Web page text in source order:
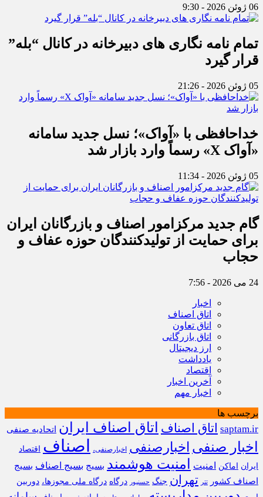
06 ژوئن 2026 - 9:30
تمام نامه نگاری های دبیرخانه در کانال “بله”
قرار گیرد
05 ژوئن 2026 - 21:26
خداحافظی با «آواک»؛ نسل جدید سامانه
«آواک X» رسماً وارد بازار شد
05 ژوئن 2026 - 11:34
گام جدید مرکزامور اصناف و بازرگانان ایران
برای حمایت از تولیدکنندگان حوزه عفاف و
حجاب
24 می 2026 - 7:56
اخبار
اتاق اصناف
اتاق تعاون
اتاق بازرگانی
ارز دیجیتال
یادداشت
اقتصاد
آخرین اخبار
اخبار مهم
برچسب ها
saptam.ir اتاق اصناف اتاق اصناف ایران اتحادیه صنفی
اخبار صنفی اخبارصنفی اخبارصنفی، اصناف
اقتصاد
ایران
اماکن امنیت امنیت هوشمند بسیج بسیج اصناف بسیج
اصناف کشور
تتر تهران جنگ حسنپور درگاه درگاه ملی مجوزها، دوربین